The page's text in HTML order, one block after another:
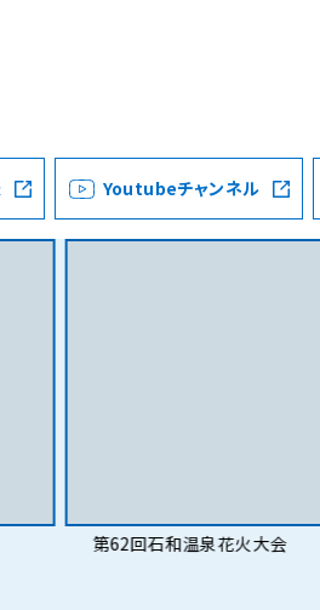
法人のお客様
Youtubeチャンネル
第62回石和温泉花火大会